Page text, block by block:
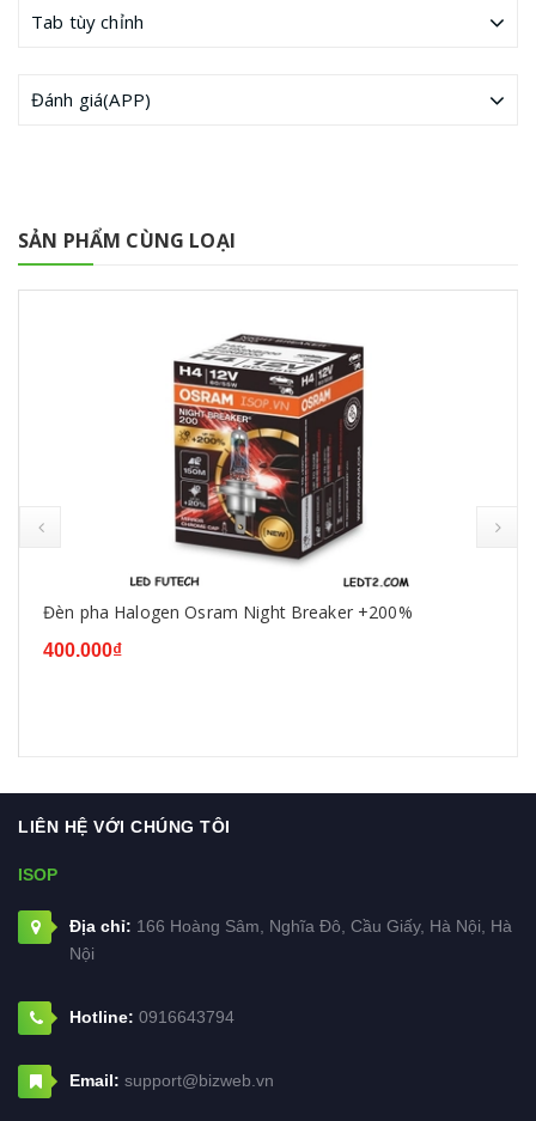
Tab tùy chỉnh
Đánh giá(APP)
SẢN PHẨM CÙNG LOẠI
Đèn pha Halogen Osram Night Breaker +200%
400.000₫
LIÊN HỆ VỚI CHÚNG TÔI
ISOP
Địa chỉ: 166 Hoàng Sâm, Nghĩa Đô, Cầu Giấy, Hà Nội, Hà
Nội
Hotline: 0916643794
Email: support@bizweb.vn